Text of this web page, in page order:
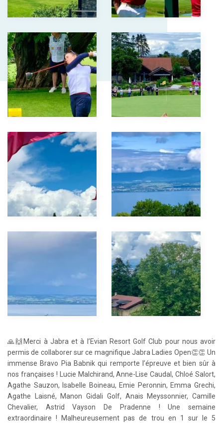
🙏🙌Merci à Jabra et à l’Evian Resort Golf Club pour nous avoir
permis de collaborer sur ce magnifique Jabra Ladies Open👏👏 Un
immense Bravo Pia Babnik qui remporte l’épreuve et bien sûr à
nos françaises ! Lucie Malchirand, Anne-Lise Caudal, Chloé Salort,
Agathe Sauzon, Isabelle Boineau, Emie Peronnin, Emma Grechi,
Agathe Laisné, Manon Gidali Golf, Anais Meyssonnier, Camille
Chevalier, Astrid Vayson De Pradenne ! Une semaine
extraordinaire ! Malheureusement pas de trou en 1 sur le 5